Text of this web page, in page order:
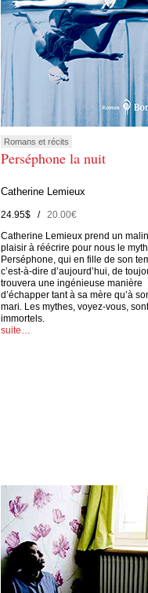
Romans et récits
Perséphone la nuit
Catherine Lemieux
24.95$ /20.00€
Catherine Lemieux prend un malin
plaisir à réécrire pour nous le
Perséphone, qui en fille de son
c’est-à-dire d’aujourd’hui, de
trouvera une ingénieuse manière
d’échapper tant à sa mère qu’à
mari. Les mythes, voyez-vous, sont
immortels.
suite…